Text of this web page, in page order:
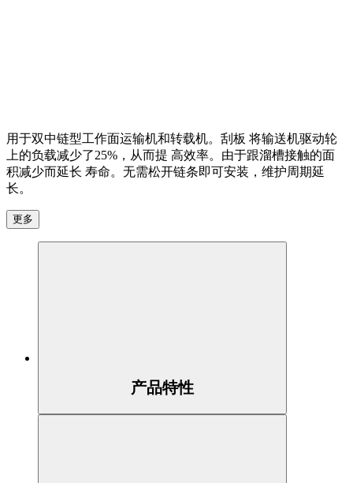
用于双中链型工作面运输机和转载机。刮板 将输送机驱动轮
上的负载减少了25%，从而提 高效率。由于跟溜槽接触的面
积减少而延长 寿命。无需松开链条即可安装，维护周期延
长。
更多
产品特性